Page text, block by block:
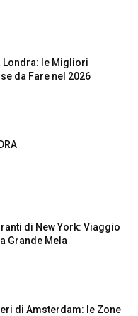
Londra: le Migliori
da Fare nel 2026
di New York: Viaggio
Grande Mela
di Amsterdam: le Zone